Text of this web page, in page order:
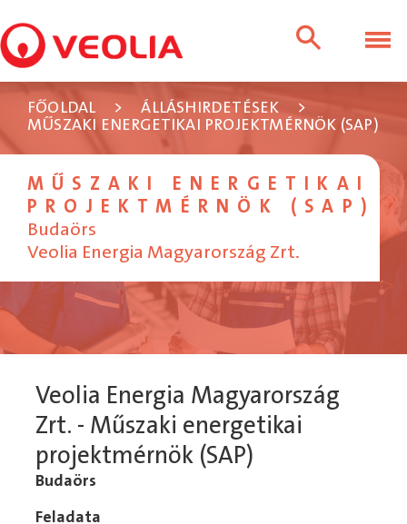
FŐOLDAL > ÁLLÁSHIRDETÉSEK
>
MŰSZAKI ENERGETIKAI PROJEKTMÉRNÖK (SAP)
MŰSZAKI ENERGETIKAI
PROJEKTMÉRNÖK (SAP)
Budaörs
Veolia Energia Magyarország Zrt.
Veolia Energia Magyarország
Zrt. - Műszaki energetikai
projektmérnök (SAP)
Budaörs
Feladata